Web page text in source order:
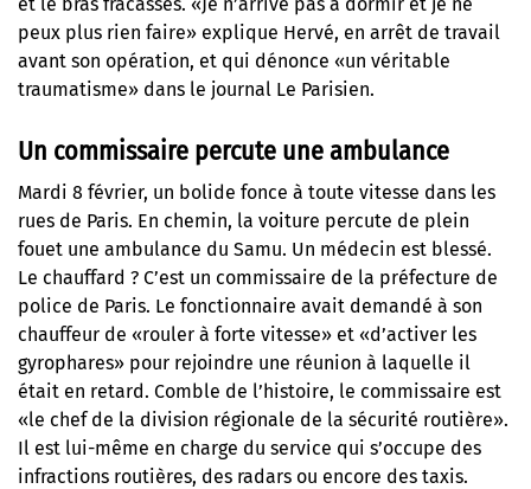
et le bras fracassés. «Je n’arrive pas à dormir et je ne
peux plus rien faire» explique Hervé, en arrêt de travail
avant son opération, et qui dénonce «un véritable
traumatisme» dans le journal Le Parisien.
Un commissaire percute une ambulance
Mardi 8 février, un bolide fonce à toute vitesse dans les
rues de Paris. En chemin, la voiture percute de plein
fouet une ambulance du Samu. Un médecin est blessé.
Le chauffard ? C’est un commissaire de la préfecture de
police de Paris. Le fonctionnaire avait demandé à son
chauffeur de «rouler à forte vitesse» et «d’activer les
gyrophares» pour rejoindre une réunion à laquelle il
était en retard. Comble de l’histoire, le commissaire est
«le chef de la division régionale de la sécurité routière».
Il est lui-même en charge du service qui s’occupe des
infractions routières, des radars ou encore des taxis.